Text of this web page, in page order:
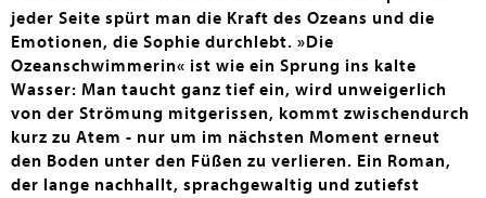
jeder Seite spürt man die Kraft des Ozeans und die
Emotionen, die Sophie durchlebt. »Die
Ozeanschwimmerin« ist wie ein Sprung ins kalte
Wasser: Man taucht ganz tief ein, wird unweigerlich
von der Strömung mitgerissen, kommt zwischendurch
kurz zu Atem - nur um im nächsten Moment erneut
den Boden unter den Füßen zu verlieren. Ein Roman,
der lange nachhallt, sprachgewaltig und zutiefst